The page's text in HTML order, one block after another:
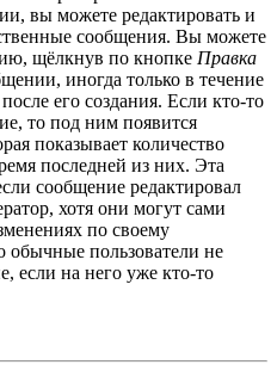
вы можете редактировать и
сообщения. Вы можете
щёлкнув по кнопке Правка
иногда только в течение
его создания. Если кто-то
то под ним появится
показывает количество
последней из них. Эта
сообщение редактировал
хотя они могут сами
по своему
обычные пользователи не
если на него уже кто-то